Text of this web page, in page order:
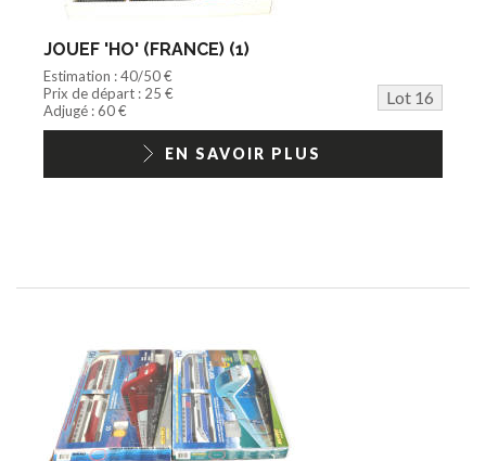
JOUEF 'HO' (FRANCE) (1)
Estimation : 40/50 €
Prix de départ : 25 €
Lot 16
Adjugé : 60 €
EN SAVOIR PLUS